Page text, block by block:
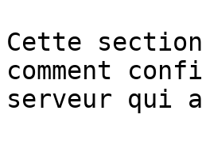
Cette
comment
serveur qui